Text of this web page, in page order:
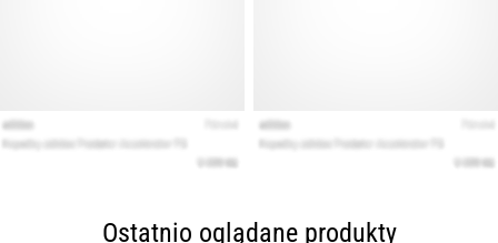
Ostatnio oglądane produkty